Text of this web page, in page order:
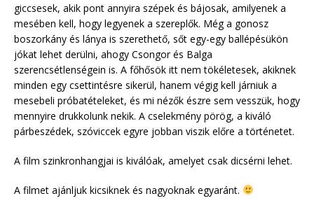
giccsesek, akik pont annyira szépek és bájosak, amilyenek a
mesében kell, hogy legyenek a szereplők. Még a gonosz
boszorkány és lánya is szerethető, sőt egy-egy ballépésükön
jókat lehet derülni, ahogy Csongor és Balga
szerencsétlenségein is. A főhősök itt nem tökéletesek, akiknek
minden egy csettintésre sikerül, hanem végig kell járniuk a
mesebeli próbatételeket, és mi nézők észre sem vesszük, hogy
mennyire drukkolunk nekik. A cselekmény pörög, a kiváló
párbeszédek, szóviccek egyre jobban viszik előre a történetet.
A film szinkronhangjai is kiválóak, amelyet csak dicsérni lehet.
A filmet ajánljuk kicsiknek és nagyoknak egyaránt.